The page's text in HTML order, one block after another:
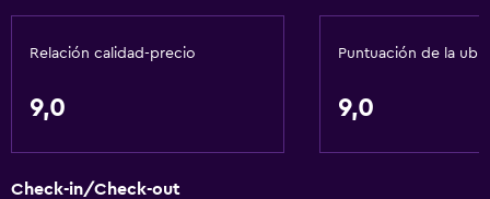
Copas
Tetera eléctrica
Relación calidad-precio
9,0
Puntuación de la
9,0
Check-in/Check-out